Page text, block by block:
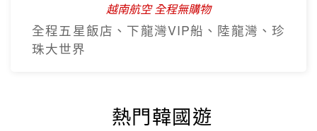
越南航空 全程無購物
全程五星飯店、下龍灣VIP船、陸龍灣、珍
珠大世界
熱門韓國遊